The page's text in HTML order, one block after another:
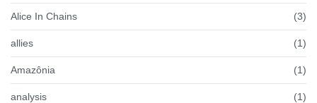
Alice In Chains (3)
allies (1)
Amazônia (1)
analysis (1)